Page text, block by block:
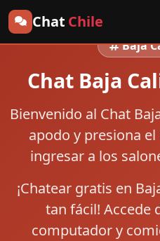
Chat Chile
Baja
Chat Baja
Bienvenido al Chat
apodo y presiona
ingresar a los
¡Chatear gratis en
tan fácil! Accede
computador y